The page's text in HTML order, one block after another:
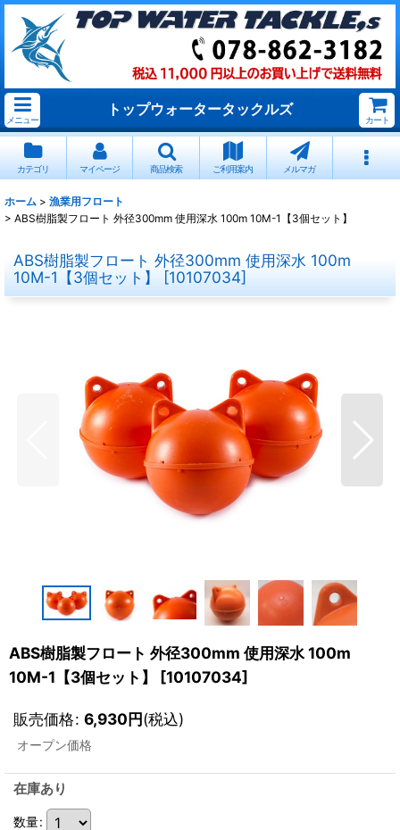
メニュー
トップウォータータックルズ
カート
カテゴリ マイページ 商品検索 ご利用案内 メルマガ
ホーム > 漁業用フロート
> ABS樹脂製フロート 外径300mm 使用深水 100m 10M-1【3個セット】
ABS樹脂製フロート 外径300mm 使用深水 100m
10M-1【3個セット】
[10107034]
ABS樹脂製フロート 外径300mm 使用深水 100m
10M-1【3個セット】
[10107034]
販売価格: 6,930円(税込)
オープン価格
在庫あり
数量: